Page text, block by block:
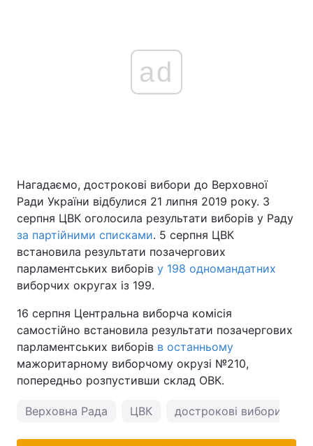
ad
Нагадаємо, дострокові вибори до Верховної
Ради України відбулися 21 липня 2019 року. 3
серпня ЦВК оголосила результати виборів у Раду
за партійними списками. 5 серпня ЦВК
встановила результати позачергових
парламентських виборів у 198 одномандатних
виборчих округах із 199.
16 серпня Центральна виборча комісія
самостійно встановила результати позачергових
парламентських виборів в останньому
мажоритарному виборчому окрузі №210,
попередньо розпустивши склад ОВК.
Верховна Рада ЦВК дострокові вибори